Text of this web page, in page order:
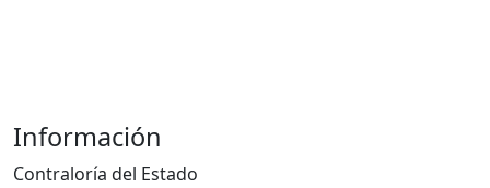
Información
Contraloría del Estado